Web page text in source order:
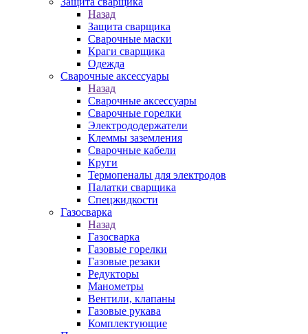
Назад
Защита сварщика
Сварочные маски
Краги сварщика
Одежда
Сварочные аксессуары
Назад
Сварочные аксессуары
Сварочные горелки
Электрододержатели
Клеммы заземления
Сварочные кабели
Круги
Термопеналы для электродов
Палатки сварщика
Спецжидкости
Газосварка
Назад
Газосварка
Газовые горелки
Газовые резаки
Редукторы
Манометры
Вентили, клапаны
Газовые рукава
Комплектующие